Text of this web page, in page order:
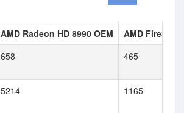
AMD Radeon HD 8990 OEM
AMD
658 465
5214 1165